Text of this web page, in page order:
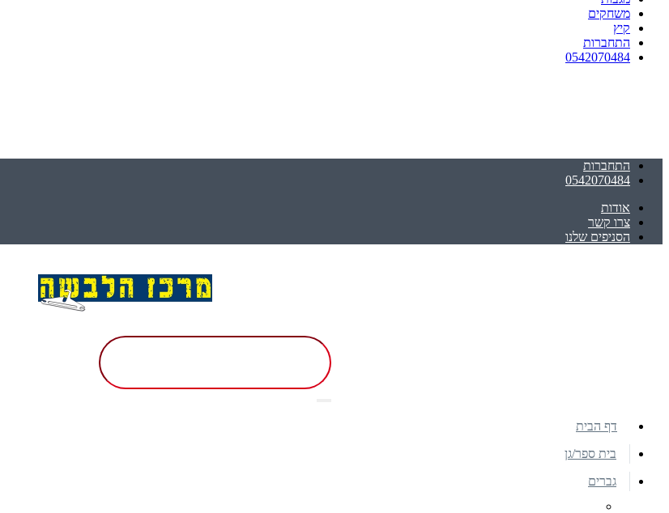
משחקים
קיץ
התחברות
0542070484
התחברות
0542070484
אודות
צרו קשר
הסניפים שלנו
דף הבית
בית ספר/גן
גברים